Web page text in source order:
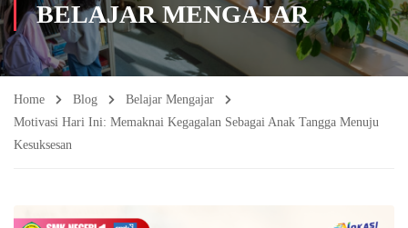
BELAJAR MENGAJAR
Home Blog
Belajar Mengajar
Motivasi Hari Ini: Memaknai Kegagalan Sebagai Anak Tangga Menuju
Kesuksesan